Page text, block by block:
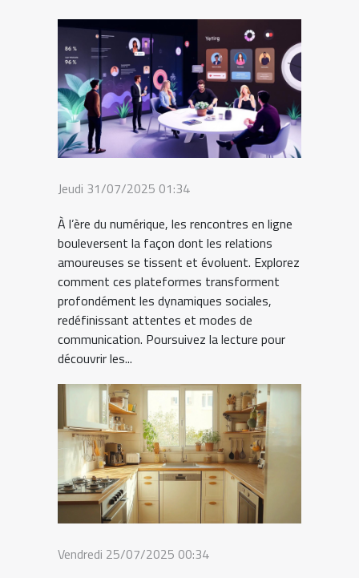
Jeudi 31/07/2025 01:34
À l’ère du numérique, les rencontres en ligne
bouleversent la façon dont les relations
amoureuses se tissent et évoluent. Explorez
comment ces plateformes transforment
profondément les dynamiques sociales,
redéfinissant attentes et modes de
communication. Poursuivez la lecture pour
découvrir les...
Vendredi 25/07/2025 00:34